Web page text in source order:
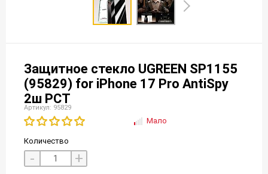
Защитное стекло UGREEN SP1155
(95829) for iPhone 17 Pro AntiSpy
2ш РСТ
Артикул: 95829
Мало
Количество
- +